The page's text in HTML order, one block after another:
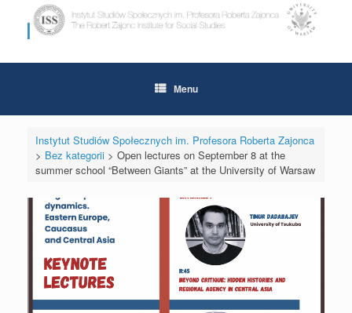
content
Menu
Instytut Studiów Społecznych im. Profesora Roberta Zajonca
> Bez kategorii> Open lectures on September 8 at the
summer school “Between Giants” at the University of Warsaw